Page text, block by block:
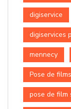
digiservice
digiservices
mennecy
Pose de
pose de film